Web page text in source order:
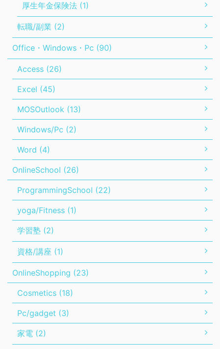
厚生年金保険法 (1)
転職/副業 (2)
Office・Windows・Pc (90)
Access (26)
Excel (45)
MOSOutlook (13)
Windows/Pc (2)
Word (4)
OnlineSchool (26)
ProgrammingSchool (22)
yoga/Fitness (1)
学習塾 (2)
資格/講座 (1)
OnlineShopping (23)
Cosmetics (18)
Pc/gadget (3)
家電 (2)